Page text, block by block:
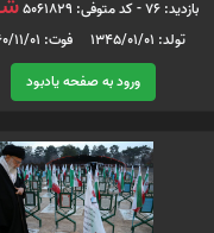
بازدید: 76 - کد متوفی: 5061829
تولد: 1345/01/01 فوت: 1360/11/01
ورود به صفحه یادبود